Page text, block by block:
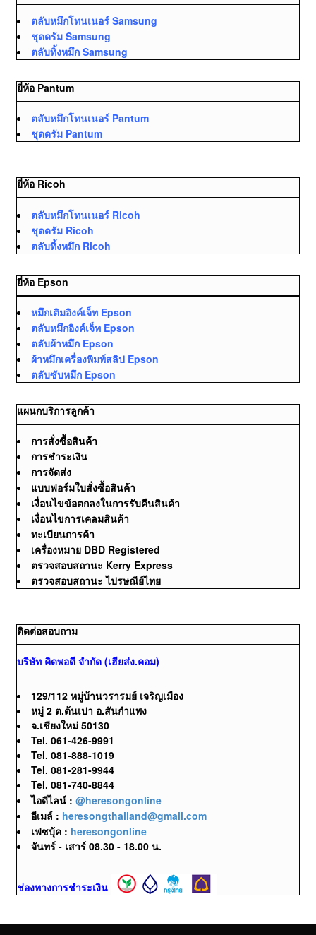
ตลับหมึกโทนเนอร์ Samsung
ชุดดรัม Samsung
ตลับทิ้งหมึก Samsung
ยี่ห้อ Pantum
ตลับหมึกโทนเนอร์ Pantum
ชุดดรัม Pantum
ยี่ห้อ Ricoh
ตลับหมึกโทนเนอร์ Ricoh
ชุดดรัม Ricoh
ตลับทิ้งหมึก Ricoh
ยี่ห้อ Epson
หมึกเติมอิงค์เจ็ท Epson
ตลับหมึกอิงค์เจ็ท Epson
ตลับผ้าหมึก Epson
ผ้าหมึกเครื่องพิมพ์สลิป Epson
ตลับซับหมึก Epson
แผนกบริการลูกค้า
การสั่งซื้อสินค้า
การชำระเงิน
การจัดส่ง
แบบฟอร์มใบสั่งซื้อสินค้า
เงื่อนไขข้อตกลงในการรับคืนสินค้า
เงื่อนไขการเคลมสินค้า
ทะเบียนการค้า
เครื่องหมาย DBD Registered
ตรวจสอบสถานะ Kerry Express
ตรวจสอบสถานะ ไปรษณีย์ไทย
ติดต่อสอบถาม
บริษัท คิดพอดี จำกัด (เฮียส่ง.คอม)
129/112 หมู่บ้านวรารมย์ เจริญเมือง
หมู่ 2 ต.ต้นเปา อ.สันกำแพง
จ.เชียงใหม่ 50130
Tel. 061-426-9991
Tel. 081-888-1019
Tel. 081-281-9944
Tel. 081-740-8844
ไอดีไลน์ : @heresongonline
อีเมล์ : heresongthailand@gmail.com
เฟซบุ้ค : heresongonline
จันทร์ - เสาร์ 08.30 - 18.00 น.
ช่องทางการชำระเงิน